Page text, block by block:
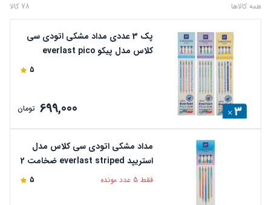
همه کالاها 78 کالا
پک 3 عددی مداد مشکی اتودی سی
کلاس مدل پیکو everlast pico
ضخامت 2 میلی متری بسته 10 عددی
5
699,000 تومان
مداد مشکی اتودی سی کلاس مدل
استریپد everlast striped ضخامت 2
میلی متری بسته 10 عددی + تراش
فقط 5 عدد مونده 5